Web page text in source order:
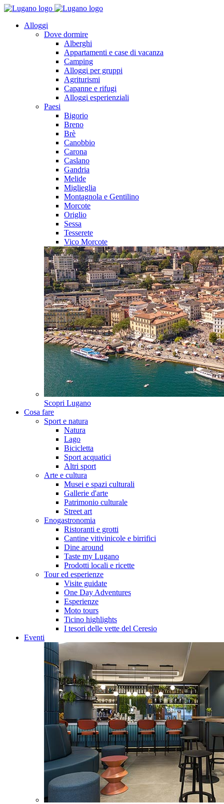
Alloggi
Dove dormire
Alberghi
Appartamenti e case di vacanza
Camping
Alloggi per gruppi
Agriturismi
Capanne e rifugi
Alloggi esperienziali
Paesi
Bigorio
Breno
Brè
Canobbio
Carona
Caslano
Gandria
Melide
Miglieglia
Montagnola e Gentilino
Morcote
Origlio
Sessa
Tesserete
Vico Morcote
Scopri Lugano
Cosa fare
Sport e natura
Natura
Lago
Bicicletta
Sport acquatici
Altri sport
Arte e cultura
Musei e spazi culturali
Gallerie d'arte
Patrimonio culturale
Street art
Enogastronomia
Ristoranti e grotti
Cantine vitivinicole e birrifici
Dine around
Taste my Lugano
Prodotti locali e ricette
Tour ed esperienze
Visite guidate
One Day Adventures
Esperienze
Moto tours
Ticino highlights
I tesori delle vette del Ceresio
Eventi